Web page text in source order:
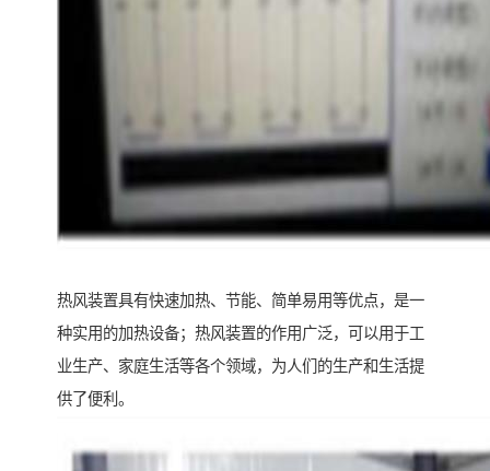
热风装置具有快速加热、节能、简单易用等优点，是一
种实用的加热设备；热风装置的作用广泛，可以用于工
业生产、家庭生活等各个领域，为人们的生产和生活提
供了便利。